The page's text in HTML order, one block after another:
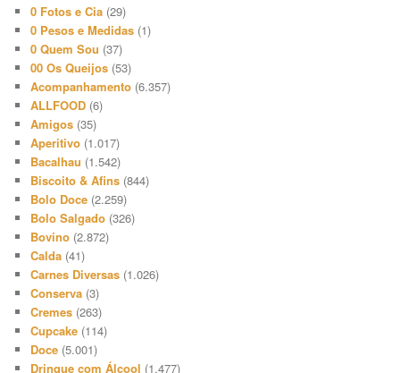
0 Fotos e Cia (29)
0 Pesos e Medidas (1)
0 Quem Sou (37)
00 Os Queijos (53)
Acompanhamento (6.357)
ALLFOOD (6)
Amigos (35)
Aperitivo (1.017)
Bacalhau (1.542)
Biscoito & Afins (844)
Bolo Doce (2.259)
Bolo Salgado (326)
Bovino (2.872)
Calda (41)
Carnes Diversas (1.026)
Conserva (3)
Cremes (263)
Cupcake (114)
Doce (5.001)
Drinque com Álcool (1.477)